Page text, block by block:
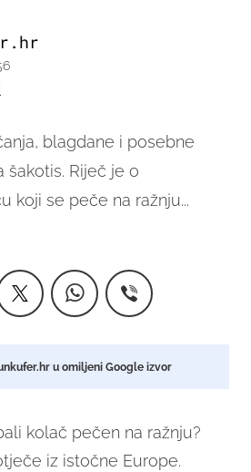
blagdane i posebne
šakotis. Riječ je o
koji se peče na ražnju...
u omiljeni Google izvor
kolač pečen na ražnju?
iz istočne Europe.